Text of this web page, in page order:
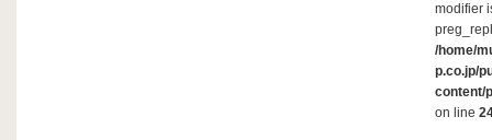
modifier
/home/
p.co.jp/
content/
on line